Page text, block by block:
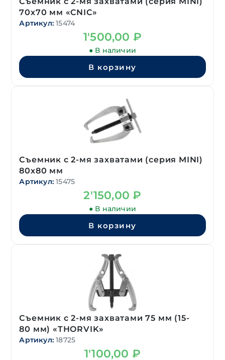
70х70 мм «CNIC»
Артикул: 15474
1'500,00 ₽
● В наличии
В корзину
Съемник с 2-мя захватами (серия MINI)
80х80 мм
Артикул: 15475
2'150,00₽
● В наличии
В корзину
Съемник с 2-мя захватами 75 мм (15-
80 мм) «THORVIK»
Артикул: 18725
1'100,00 ₽